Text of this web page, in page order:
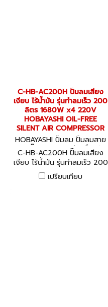
C-HB-AC200H ปั๊มลมเสียง
เงียบ ไร้น้ำมัน รุ่นทำลมเร็ว 200
ลิตร 1680W x4 220V
HOBAYASHI OIL-FREE
SILENT AIR COMPRESSOR
HOBAYASHI ปั๊มลม ปั๊มลมสาย
พาน ปั๊มลมออยล์ฟรี เครื่องอัด
ลม C-HB-AC200H
C-HB-AC200H ปั๊มลมเสียง
เงียบ ไร้น้ำมัน รุ่นทำลมเร็ว 200
ลิตร 1680W x4 220V
HOBAYASHI OIL-FREE SILENT
เปรียบเทียบ